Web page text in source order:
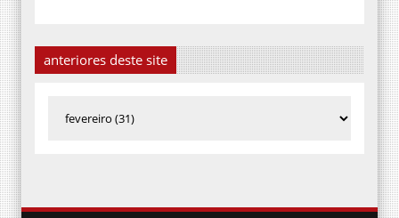
anteriores deste site